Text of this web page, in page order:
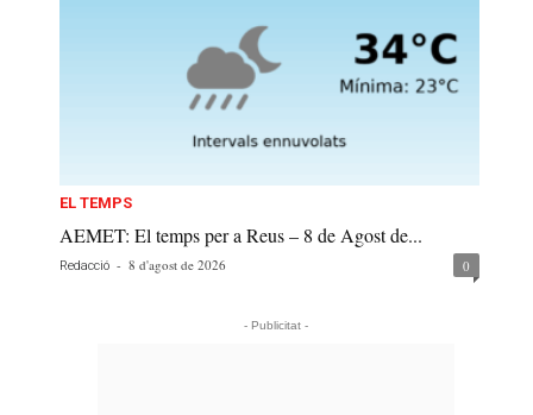
EL TEMPS
AEMET: El temps per a Reus – 8 de Agost de...
Redacció - 8 d'agost de 2026 0
- Publicitat -